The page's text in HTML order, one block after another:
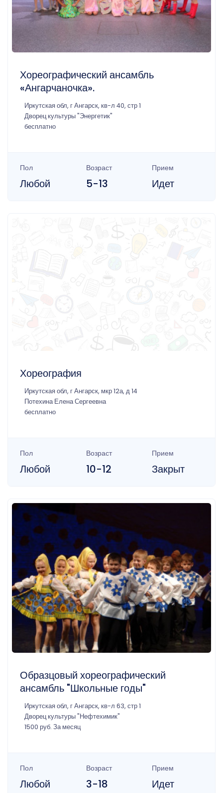
Хореографический ансамбль
«Ангарчаночка».
Иркутская обл, г Ангарск, кв-л 40, стр 1
Дворец культуры "Энергетик"
бесплатно
Пол
Любой
Возраст
5-13
Прием
Идет
Хореография
Иркутская обл, г Ангарск, мкр 12а, д 14
Потехина Елена Сергеевна
бесплатно
Пол
Любой
Возраст
10-12
Прием
Закрыт
Образцовый хореографический
ансамбль "Школьные годы"
Иркутская обл, г Ангарск, кв-л 63, стр 1
Дворец культуры "Нефтехимик"
1500 руб. За месяц
Пол
Любой
Возраст
3-18
Прием
Идет